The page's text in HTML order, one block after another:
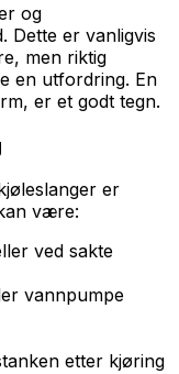
og
Dette er vanligvis
men riktig
en utfordring. En
er et godt tegn.
er
være:
ved sakte
vannpumpe
etter kjøring